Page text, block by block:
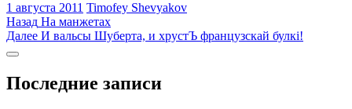
1 августа 2011 Timofey Shevyakov
Навигация
по
Назад Предыдущая
запись:
На манжетах
Далее Следующая
И вальсы Шуберта, и хрустЪ французскай булкi!
Боковая
Последние записи